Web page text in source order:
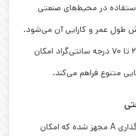
در محیط‌های صنعتی
طول عمر و کارایی آن می‌شود.
همچنین، محدوده دمای کاری -۲۵ تا ۷۰ درجه سانتی‌گراد امکان
متنوع فراهم می‌کند.
این سنسور با کانکتور M12 با کدگذاری A مجهز شده که امکان